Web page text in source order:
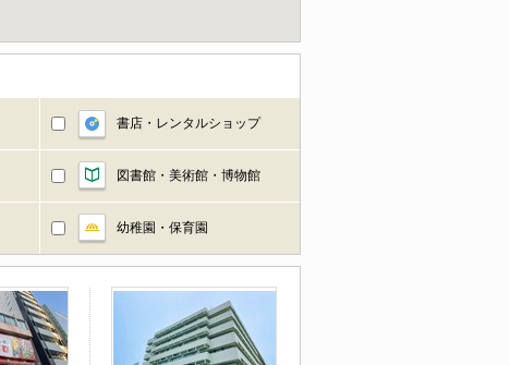
書店・レンタルショップ
図書館・美術館・博物館
幼稚園・保育園